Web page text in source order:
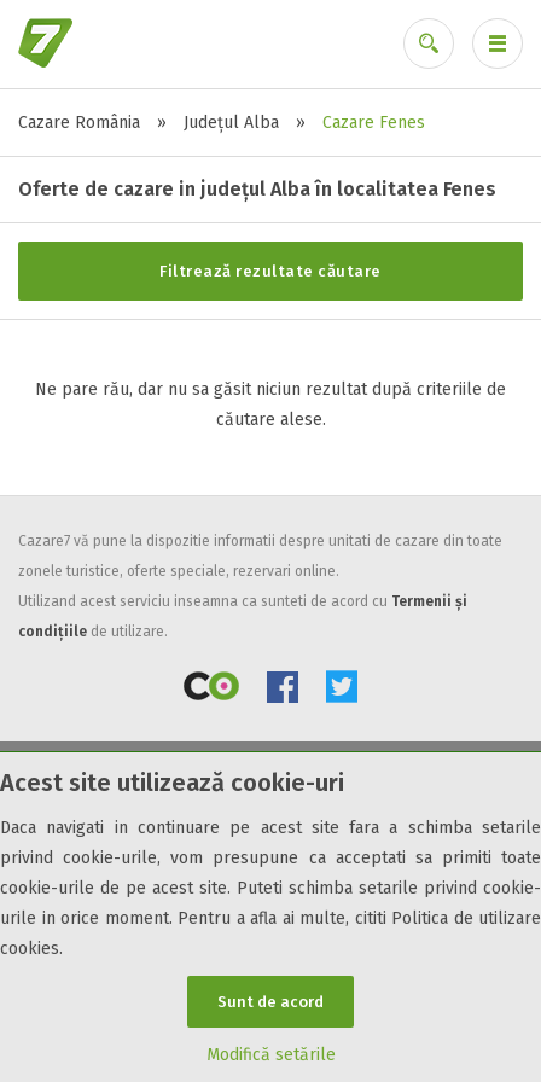
Acest site utilizează cookie-uri
Daca navigati in continuare pe acest site fara a schimba setarile
privind cookie-urile, vom presupune ca acceptati sa primiti toate
cookie-urile de pe acest site. Puteti schimba setarile privind cookie-
urile in orice moment. Pentru a afla ai multe, cititi Politica de utilizare
cookies.
Sunt de acord
Modifică setările
Cazare România » Județul Alba » Cazare Fenes
Oferte de cazare in județul Alba în localitatea Fenes
Filtrează rezultate căutare
Stele / margarete
Neclasificat
2 stele / margarete
3 stele / margarete
Facilități
Internet wireless
All inclusive
Pensiune completa
Demipensiune
Mic dejun
Accepta animale
Accepta voucher vacanta
Acces persoane cu dizabilități
Ne pare rău, dar nu sa găsit niciun rezultat după criteriile de
căutare alese.
Cazare7 vă pune la dispozitie informatii despre unitati de cazare din toate
zonele turistice, oferte speciale, rezervari online.
Utilizand acest serviciu inseamna ca sunteti de acord cu Termenii și
condițiile de utilizare.
© 2026 Cazare7. Toate drepturile rezervate.
Obiective turistice Informații utile Parteneri Cazare7 Harta Cazare7